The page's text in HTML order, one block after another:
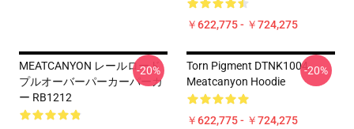
￥622,775 - ￥724,275
MEATCANYON レールロード
プルオーバーパーカーパーカ
ー RB1212
-20%
Torn Pigment DTNK1004
Meatcanyon Hoodie
￥622,775 - ￥724,275
-20%